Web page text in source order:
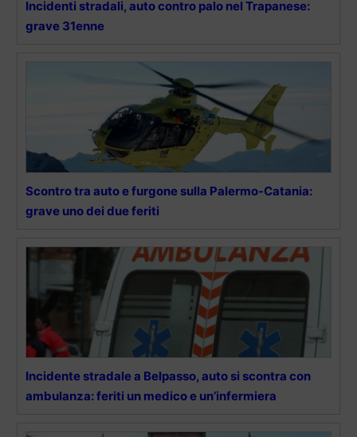
Incidenti stradali, auto contro palo nel Trapanese:
grave 31enne
Scontro tra auto e furgone sulla Palermo-Catania:
grave uno dei due feriti
Incidente stradale a Belpasso, auto si scontra con
ambulanza: feriti un medico e un’infermiera